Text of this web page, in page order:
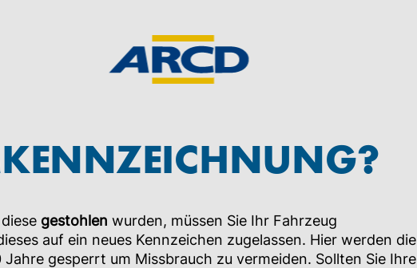
gestohlen wurden, müssen Sie Ihr Fahrzeug
auf ein neues Kennzeichen zugelassen. Hier werden die
gesperrt um Missbrauch zu vermeiden. Sollten Sie Ihre